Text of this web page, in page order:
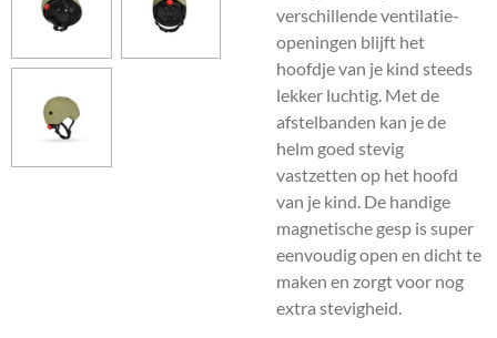
verschillende ventilatie-
openingen blijft het
hoofdje van je kind steeds
lekker luchtig. Met de
afstelbanden kan je de
helm goed stevig
vastzetten op het hoofd
van je kind. De handige
magnetische gesp is super
eenvoudig open en dicht te
maken en zorgt voor nog
extra stevigheid.